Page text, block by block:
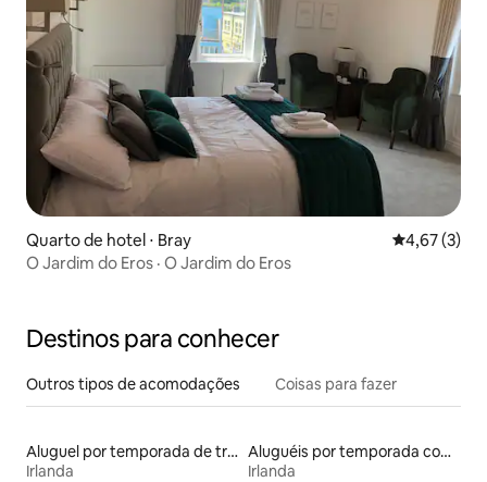
Quarto de hotel ⋅ Bray 4,67 de
4,67 (3)
O Jardim do Eros · O Jardim do Eros
Destinos para conhecer
Outros tipos de acomodações Coisas para fazer
Aluguel por temporada de trailers
Irlanda
Aluguéis por temporada com café da manhã
Irlanda